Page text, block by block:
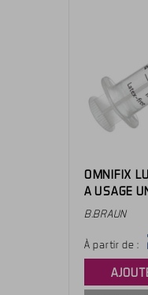
OMNIFIX
A USAGE
B.BRAUN
À partir de :